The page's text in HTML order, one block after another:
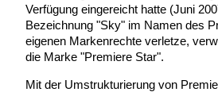
Verfügung eingereicht hatte (Juni
Bezeichnung "Sky" im Namen des
eigenen Markenrechte verletze,
die Marke "Premiere Star".
Mit der Umstrukturierung von